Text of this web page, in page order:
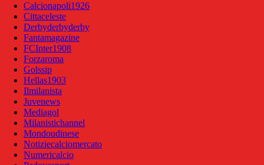
Calcionapoli1926
Cittaceleste
Derbyderbyderby
Fantamagazine
FCInter1908
Forzaroma
Golssip
Hellas1903
Ilmilanista
Juvenews
Mediagol
Milanistichannel
Mondoudinese
Notiziecalciomercato
Numericalcio